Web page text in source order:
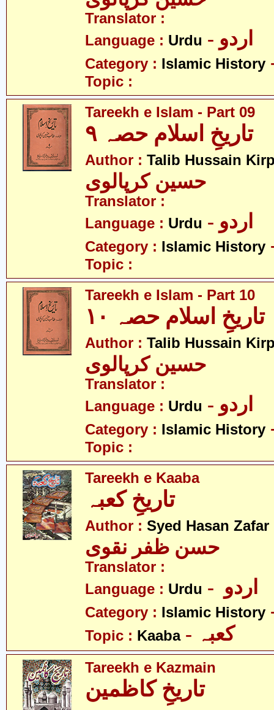
Translator :
Language : Urdu - اردو
Category : Islamic History
Topic :
Tareekh e Islam - Part 09
تاریخِ اسلام حصہ ۹
Author : Talib Hussain
حسین کرپالوی
Translator :
Language : Urdu - اردو
Category : Islamic History
Topic :
Tareekh e Islam - Part 10
تاریخِ اسلام حصہ ۱۰
Author : Talib Hussain
حسین کرپالوی
Translator :
Language : Urdu - اردو
Category : Islamic History
Topic :
Tareekh e Kaaba
تاریخِ کعبہ
Author : Syed Hasan Zafar
حسن ظفر نقوی
Translator :
Language : Urdu
Category : Islamic History
Topic : Kaaba - کعبہ
Tareekh e Kazmain
تاریخِ کاظمین